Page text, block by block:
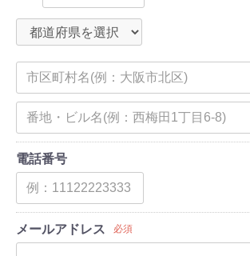
電話番号
メールアドレス 必須